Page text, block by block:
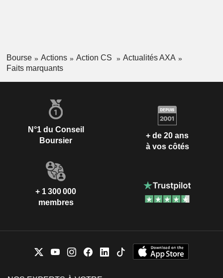
Bourse Actions Action CS
Actualités AXA
Faits marquants
N°1 du Conseil
Boursier
+ de 20 ans
à vos côtés
+ 1 300 000
membres